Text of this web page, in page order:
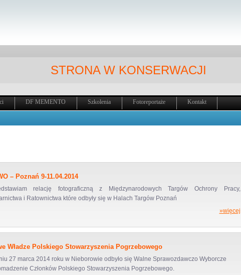
STRONA W KONSERWACJI
DF MEMENTO Szkolenia Fotoreportaże Kontakt
– Poznań 9-11.04.2014
relację fotograficzną z Międzynarodowych Targów Ochrony Pracy,
i Ratownictwa które odbyły się w Halach Targów Poznań
»więcej
Władze Polskiego Stowarzyszenia Pogrzebowego
27 marca 2014 roku w Nieborowie odbyło się Walne Sprawozdawczo Wyborcze
Członków Polskiego Stowarzyszenia Pogrzebowego.